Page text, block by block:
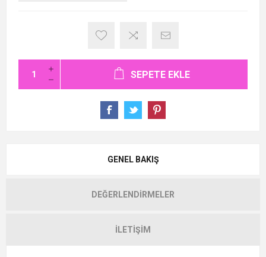
SEPETE EKLE
GENEL BAKIŞ
DEĞERLENDIRMELER
İLETIŞIM